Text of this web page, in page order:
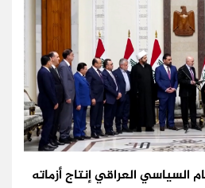
السياسي العراقي إنتاج أزماته